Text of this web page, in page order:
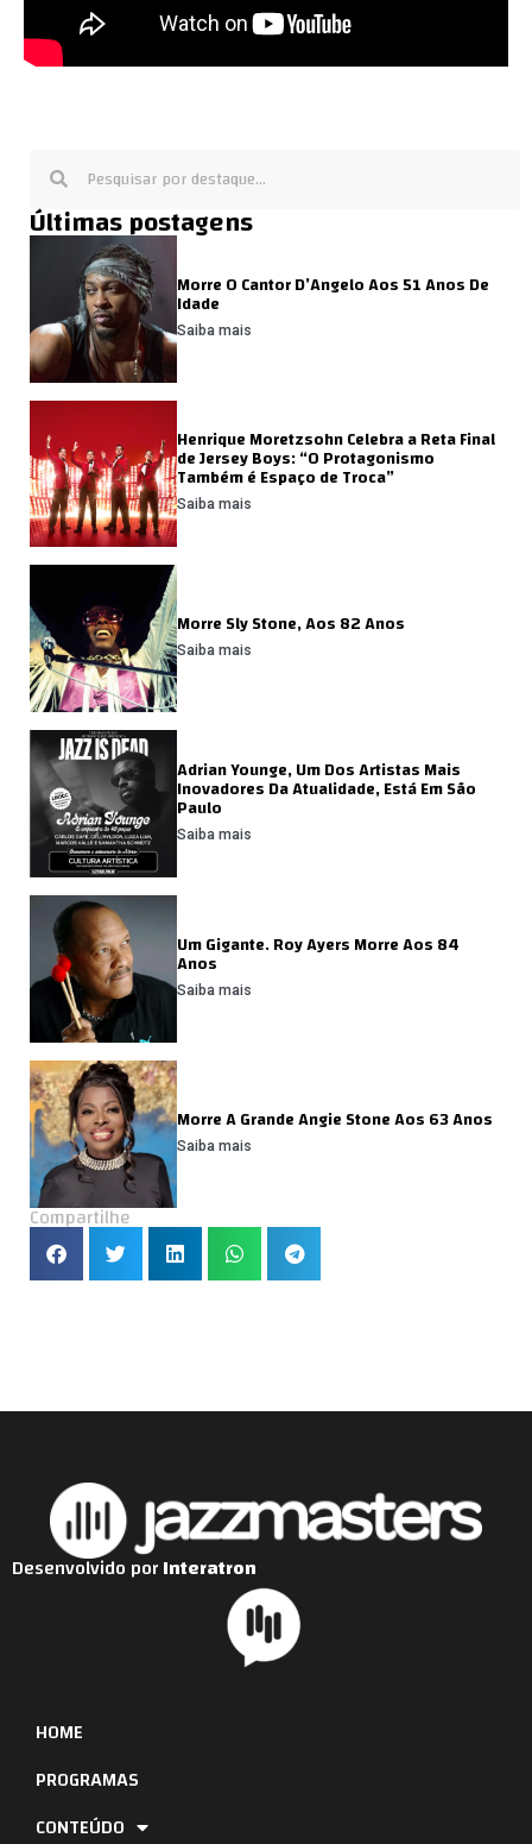
Últimas postagens
Morre O Cantor D’Angelo Aos 51 Anos De
Idade
Saiba mais
Henrique Moretzsohn Celebra a Reta Final
de Jersey Boys: “O Protagonismo
Também é Espaço de Troca”
Saiba mais
Morre Sly Stone, Aos 82 Anos
Saiba mais
Adrian Younge, Um Dos Artistas Mais
Inovadores Da Atualidade, Está Em São
Paulo
Saiba mais
Um Gigante. Roy Ayers Morre Aos 84
Anos
Saiba mais
Morre A Grande Angie Stone Aos 63 Anos
Saiba mais
Compartilhe
HOME
PROGRAMAS
CONTEÚDO
Desenvolvido porInteratron